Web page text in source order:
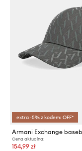
extra -5% z kodem: OFF*
Cena aktualna:
154,99 zł